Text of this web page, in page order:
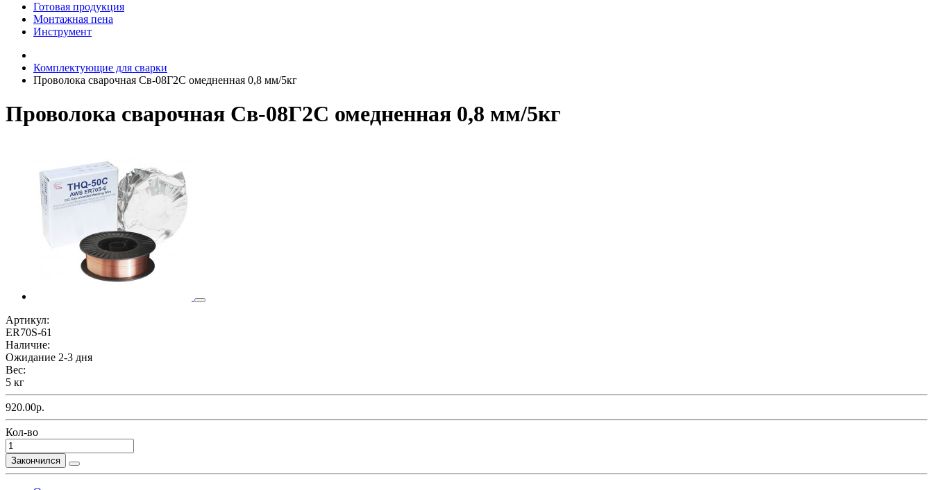
Готовая продукция
Монтажная пена
Инструмент
Комплектующие для сварки
Проволока сварочная Св-08Г2С омедненная 0,8 мм/5кг
Проволока сварочная Св-08Г2С омедненная 0,8 мм/5кг
Артикул:
ER70S-61
Наличие:
Ожидание 2-3 дня
Вес:
5 кг
920.00р.
Кол-во
Закончился